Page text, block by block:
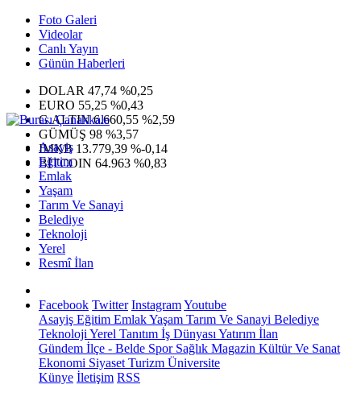
Foto Galeri
Videolar
Canlı Yayın
Günün Haberleri
DOLAR 47,74 %0,25
EURO 55,25 %0,43
G.ALTIN6.660,55 %2,59
GÜMÜŞ 98 %3,57
IMKB 13.779,39 %-0,14
BITCOIN 64.963 %0,83
Asayiş
Eğitim
Emlak
Yaşam
Tarım Ve Sanayi
Belediye
Teknoloji
Yerel
Resmî İlan
Facebook Twitter InstagramYoutube
Asayiş Eğitim EmlakYaşam Tarım Ve Sanayi Belediye
Teknoloji Yerel Tanıtım İş Dünyası Yatırım İlan
Gündem İlçe - Belde SporSağlık Magazin Kültür Ve Sanat
Ekonomi Siyaset Turizm Üniversite
Künye İletişim RSS